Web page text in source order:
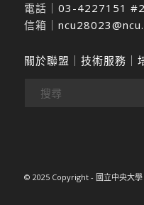
電話｜ 03-4227151
信箱｜
關於聯盟 ｜ 技術服務 ｜
© 2025 Copyright - 國立中央大學